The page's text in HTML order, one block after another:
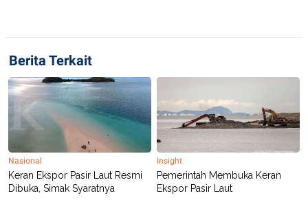
G
E
D
.
I
Berita Terkait
Nasional
Keran Ekspor Pasir Laut Resmi
Dibuka, Simak Syaratnya
Insight
Pemerintah Membuka Keran
Ekspor Pasir Laut